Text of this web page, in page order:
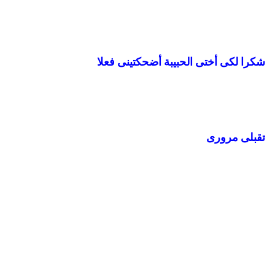
شكرا لكى أختى الحبيبة أضحكتينى فعلا
تقبلى مرورى